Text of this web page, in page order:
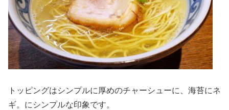
トッピングはシンプルに厚めのチャーシューに、海苔にネ
ギ。にシンプルな印象です。